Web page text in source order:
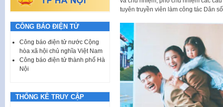
tuyên truyền viên làm công tác Dân
CÔNG BÁO ĐIỆN TỬ
Công báo điện tử nước Cộng
hòa xã hội chủ nghĩa Việt Nam
Công báo điện tử thành phố Hà
Nội
THỐNG KÊ TRUY CẬP